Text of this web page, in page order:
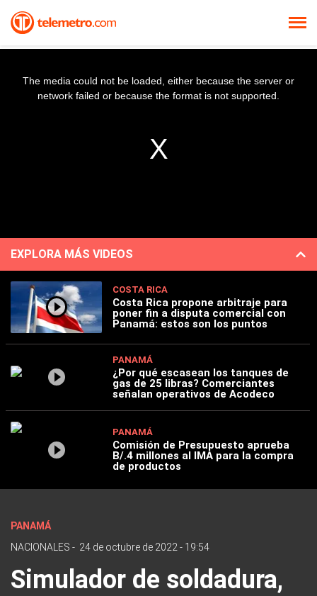
The media could not be loaded, either because the server or
network failed or because the format is not supported.
EXPLORA MÁS VIDEOS
COSTA RICA
Costa Rica propone arbitraje para
poner fin a disputa comercial con
Panamá: estos son los puntos
PANAMÁ
¿Por qué escasean los tanques de
gas de 25 libras? Comerciantes
señalan operativos de Acodeco
PANAMÁ
Comisión de Presupuesto aprueba
B/.4 millones al IMA para la compra
de productos
PANAMÁ
NACIONALES - 24 de octubre de 2022 - 19:54
Simulador de soldadura,